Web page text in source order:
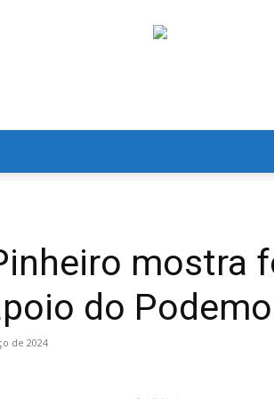
mostra
do
de 2024